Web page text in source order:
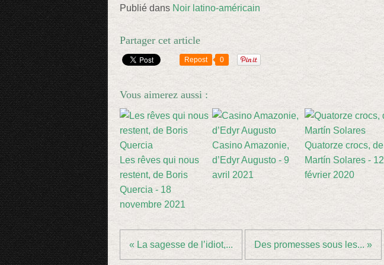
Publié dans Noir latino-américain
Partager cet article
Repost 0
Vous aimerez aussi :
Les rêves qui nous
restent, de Boris
Quercia - 18
novembre 2021
Casino Amazonie,
d’Edyr Augusto - 9
avril 2021
Quatorze crocs, de
Martín Solares - 12
février 2020
« La sagesse de l’idiot,... Des promesses sous les... »